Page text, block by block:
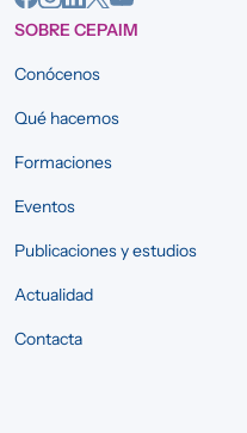
SOBRE CEPAIM
Conócenos
Qué hacemos
Formaciones
Eventos
Publicaciones y estudios
Actualidad
Contacta